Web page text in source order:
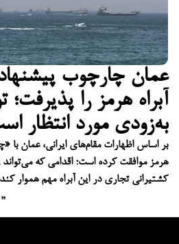
عمان چارچوب
آبراه هرمز را پذیرفت؛
به‌زودی مورد انتظار
بر اساس اظهارات مقام‌های ایرانی، عمان با
هرمز موافقت کرده است؛ اقدامی که می‌تواند
کشتیرانی تجاری در این آبراه مهم هموار کند
,